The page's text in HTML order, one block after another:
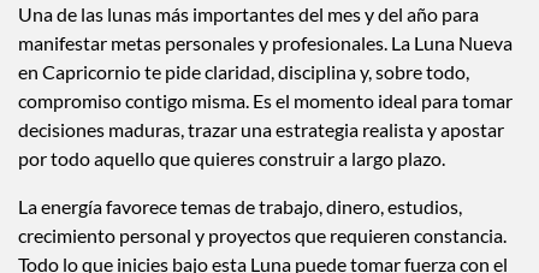
18 de enero: Luna Nueva en
Capricornio
Una de las lunas más importantes del mes y del año para
manifestar metas personales y profesionales. La Luna Nueva
en Capricornio te pide claridad, disciplina y, sobre todo,
compromiso contigo misma. Es el momento ideal para tomar
decisiones maduras, trazar una estrategia realista y apostar
por todo aquello que quieres construir a largo plazo.